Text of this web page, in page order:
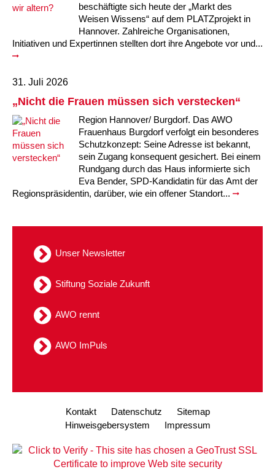
Kindertagesstätte Voltmerstraße
Kindertagesstätte Wiehbergstraße
Kindertagesstätte Pfarrlandplatz
Hör- und Sprachheilkindergarten Ratswiese
Kindertagesstätte Rosenbergstraße
Kindertagesstätte Schweriner Straße /
Familienzentrum
Kindertagesstätte Sylter Weg
beschäftigte sich heute der „Markt des
Weisen Wissens“ auf dem PLATZprojekt in
Hannover. Zahlreiche Organisationen,
Initiativen und Expertinnen stellten dort ihre Angebote vor und...
31. Juli 2026
„Nicht die Frauen müssen sich verstecken“
Region Hannover/ Burgdorf. Das AWO
Frauenhaus Burgdorf verfolgt ein besonderes
Schutzkonzept: Seine Adresse ist bekannt,
sein Zugang konsequent gesichert. Bei einem
Rundgang durch das Haus informierte sich
Eva Bender, SPD-Kandidatin für das Amt der
Regionspräsidentin, darüber, wie ein offener Standort...
Unser Newsletter
Stiftung Soziale Zukunft
AWO rennt
AWO ImPuls
Kontakt Datenschutz
Sitemap
Hinweisgebersystem
Impressum